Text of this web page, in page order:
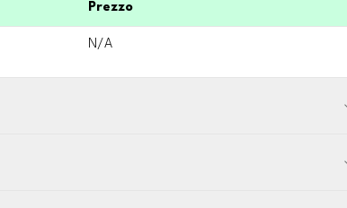
Prezzo
N/A